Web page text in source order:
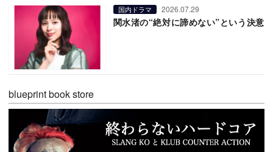
国内ドラマ 2026.07.29
関水渚の“絶対に諦めない”という決意
blueprint book store